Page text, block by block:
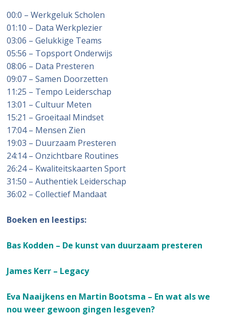
00:0 – Werkgeluk Scholen
01:10 – Data Werkplezier
03:06 – Gelukkige Teams
05:56 – Topsport Onderwijs
08:06 – Data Presteren
09:07 – Samen Doorzetten
11:25 – Tempo Leiderschap
13:01 – Cultuur Meten
15:21 – Groeitaal Mindset
17:04 – Mensen Zien
19:03 – Duurzaam Presteren
24:14 – Onzichtbare Routines
26:24 – Kwaliteitskaarten Sport
31:50 – Authentiek Leiderschap
36:02 – Collectief Mandaat
Boeken en leestips:
Bas Kodden – De kunst van duurzaam presteren
James Kerr – Legacy
Eva Naaijkens en Martin Bootsma – En wat als we
nou weer gewoon gingen lesgeven?